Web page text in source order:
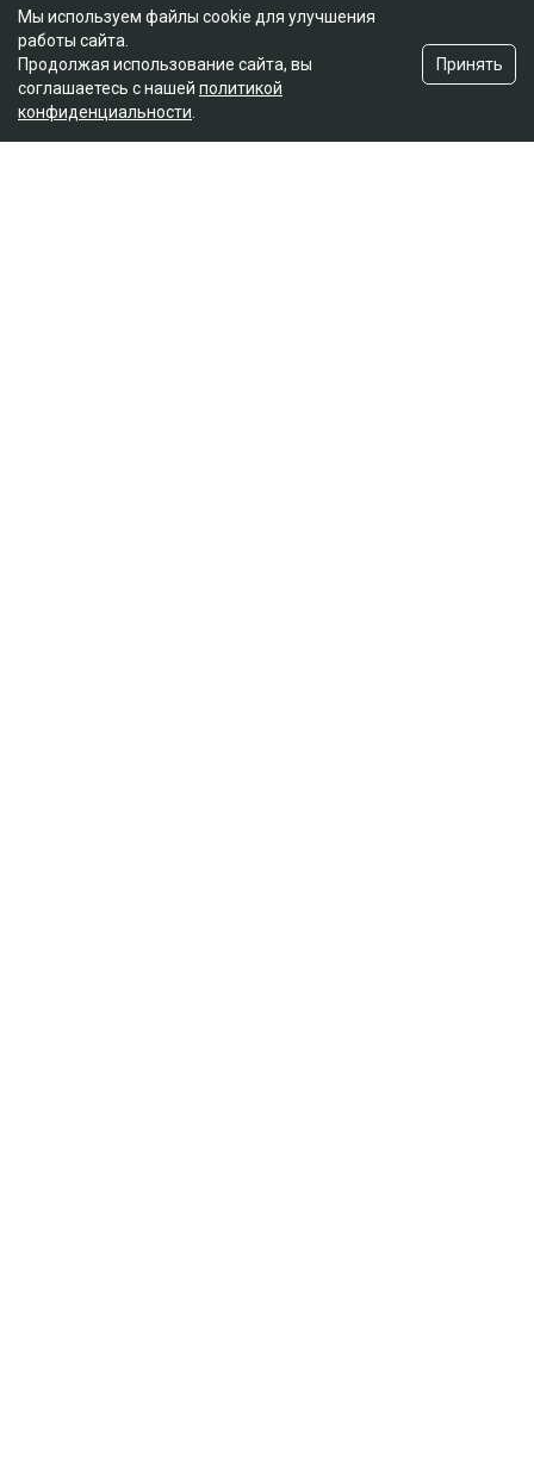
Мы используем файлы cookie для улучшения
работы сайта.
Продолжая использование сайта, вы
соглашаетесь с нашей политикой
конфиденциальности
Принять